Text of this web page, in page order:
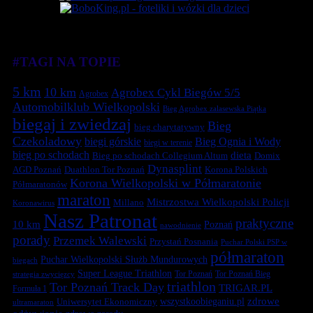
#TAGI NA TOPIE
5 km 10 km Agrobex Agrobex Cykl Biegów 5/5
Automobilklub Wielkopolski Bieg Agrobex zalasewska Piątka
biegaj i zwiedzaj bieg charytatywny Bieg
Czekoladowy biegi górskie biegi w terenie Bieg Ognia i Wody
bieg po schodach Bieg po schodach Collegium Altum dieta Domix
AGD Poznań Duathlon Tor Poznań Dynasplint Korona Polskich
Półmaratonów Korona Wielkopolski w Półmaratonie
Koronawirus maraton Millano Mistrzostwa Wielkopolski Policji
10 km Nasz Patronat nawodnienie Poznań praktyczne
porady Przemek Walewski Przystań Posnania Puchar Polski PSP w
biegach Puchar Wielkopolski Służb Mundurowych półmaraton
strategia zwycięzcy Super League Triathlon Tor Poznań Tor Poznań Bieg
Formuła 1 Tor Poznań Track Day triathlon TRIGAR.PL
ultramaraton Uniwersytet Ekonomiczny wszystkoobieganiu.pl zdrowe